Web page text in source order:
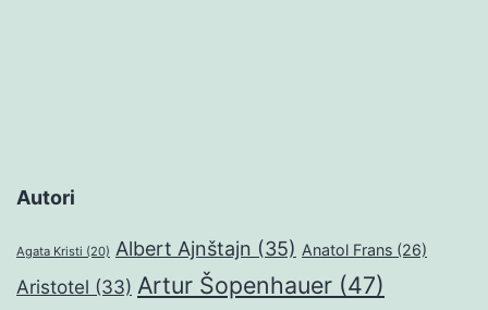
Autori
Agata Kristi (20) Albert Ajnštajn (35) Anatol Frans (26)
Aristotel (33) Artur Šopenhauer (47)